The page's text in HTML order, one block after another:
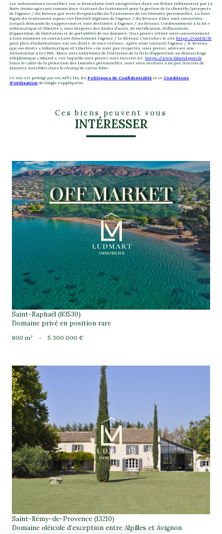
Les informations recueillies sur ce formulaire sont enregistrées dans un fichier informatisé par La
Boite Immo agissant comme Sous-traitant du traitement pour la gestion de la clientèle/prospects
de l'Agence / du Réseau qui reste Responsable du Traitement de vos Données personnelles. La base
légale du traitement repose sur l'intérêt légitime de l'Agence / du Réseau. Elles sont conservées
jusqu'à demande de suppression et sont destinées à l'Agence / au Réseau. Conformément à la loi «
informatique et libertés », vous disposez des droits d’accès, de rectification, d’effacement,
d’opposition, de limitation et de portabilité de vos données. Vous pouvez retirer votre consentement
à tout moment en contactant directement l’Agence / Le Réseau. Consultez le site https://cnil.fr/fr
pour plus d’informations sur vos droits. Si vous estimez, après avoir contacté l'Agence / le Réseau,
que vos droits « Informatique et Libertés » ne sont pas respectés, vous pouvez adresser une
réclamation à la CNIL. Nous vous informons de l’existence de la liste d'opposition au démarchage
téléphonique « Bloctel », sur laquelle vous pouvez vous inscrire ici : https://www.bloctel.gouv.fr
Dans le cadre de la protection des Données personnelles, nous vous invitons à ne pas inscrire de
Données sensibles dans le champ de saisie libre.
Ce site est protégé par reCAPTCHA, les Politiques de Confidentialité et es Conditions
d'utilisation de Google s'appliquent.
Ces biens peuvent vous
INTÉRESSER
voir le bien
Saint-Raphaël (83530)
Domaine privé en position rare
800 m² - 5 300 000 €
voir le bien
Saint-Rémy-de-Provence (13210)
Domaine oléicole d’exception entre Alpilles et Avignon